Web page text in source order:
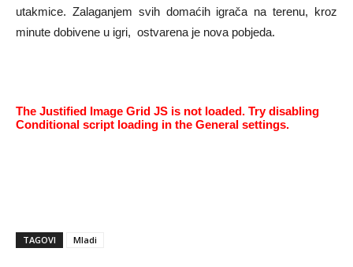
utakmice. Zalaganjem svih domaćih igrača na terenu, kroz
minute dobivene u igri, ostvarena je nova pobjeda.
The Justified Image Grid JS is not loaded. Try disabling
Conditional script loading in the General settings.
TAGOVI Mladi